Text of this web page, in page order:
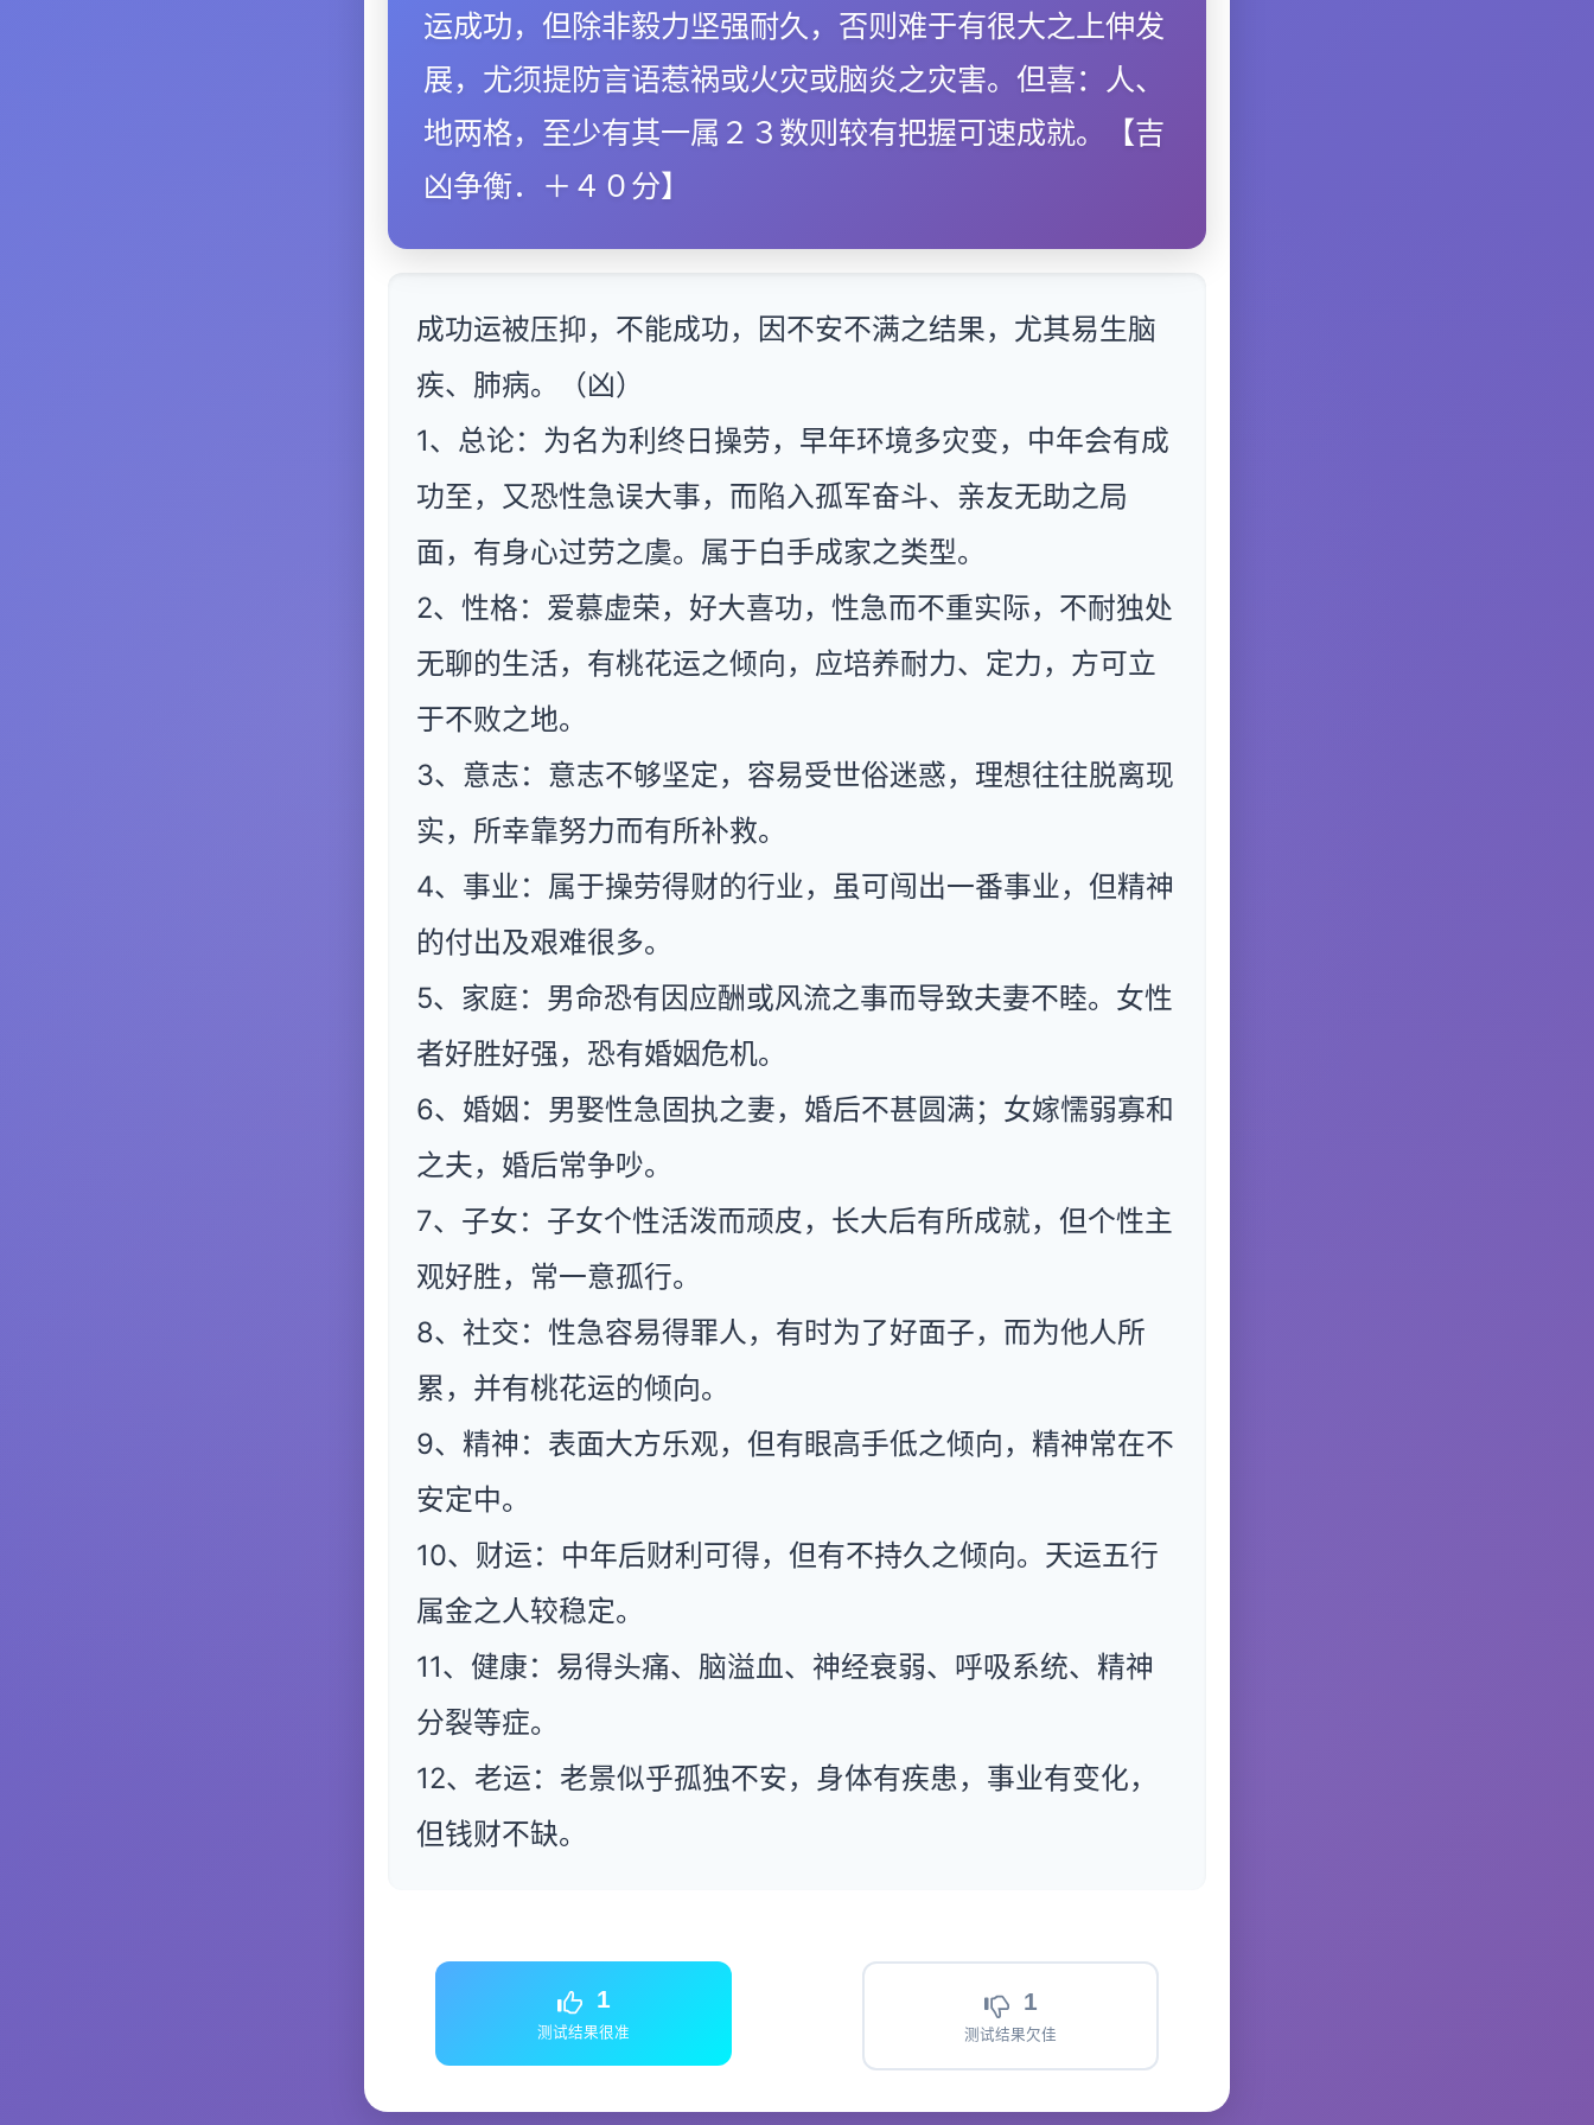
运成功，但除非毅力坚强耐久，否则难于有很大之上伸发
展，尤须提防言语惹祸或火灾或脑炎之灾害。但喜：人、
地两格，至少有其一属２３数则较有把握可速成就。【吉
凶争衡．＋４０分】
成功运被压抑，不能成功，因不安不满之结果，尤其易生脑
疾、肺病。（凶）
1、总论：为名为利终日操劳，早年环境多灾变，中年会有成
功至，又恐性急误大事，而陷入孤军奋斗、亲友无助之局
面，有身心过劳之虞。属于白手成家之类型。
2、性格：爱慕虚荣，好大喜功，性急而不重实际，不耐独处
无聊的生活，有桃花运之倾向，应培养耐力、定力，方可立
于不败之地。
3、意志：意志不够坚定，容易受世俗迷惑，理想往往脱离现
实，所幸靠努力而有所补救。
4、事业：属于操劳得财的行业，虽可闯出一番事业，但精神
的付出及艰难很多。
5、家庭：男命恐有因应酬或风流之事而导致夫妻不睦。女性
者好胜好强，恐有婚姻危机。
6、婚姻：男娶性急固执之妻，婚后不甚圆满；女嫁懦弱寡和
之夫，婚后常争吵。
7、子女：子女个性活泼而顽皮，长大后有所成就，但个性主
观好胜，常一意孤行。
8、社交：性急容易得罪人，有时为了好面子，而为他人所
累，并有桃花运的倾向。
9、精神：表面大方乐观，但有眼高手低之倾向，精神常在不
安定中。
10、财运：中年后财利可得，但有不持久之倾向。天运五行
属金之人较稳定。
11、健康：易得头痛、脑溢血、神经衰弱、呼吸系统、精神
分裂等症。
12、老运：老景似乎孤独不安，身体有疾患，事业有变化，
但钱财不缺。
1
测试结果很准
1
测试结果欠佳